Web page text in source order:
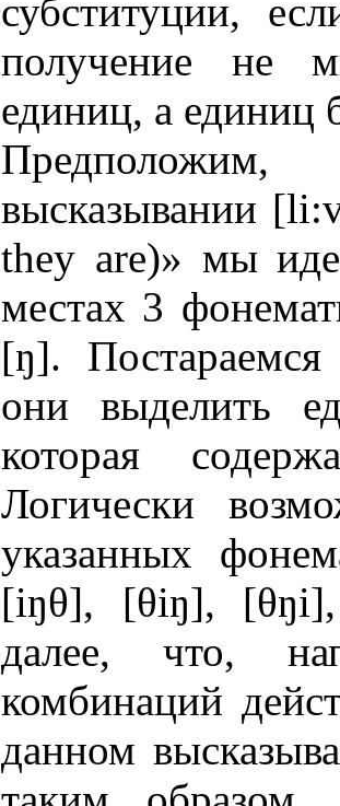
субституции,
получение не
единиц, а единиц
высказывании
they are)» мы
местах 3
[ŋ].
они выделить
которая
Логически
указанных
[iŋθ], [θiŋ],
далее, что,
комбинаций
данном